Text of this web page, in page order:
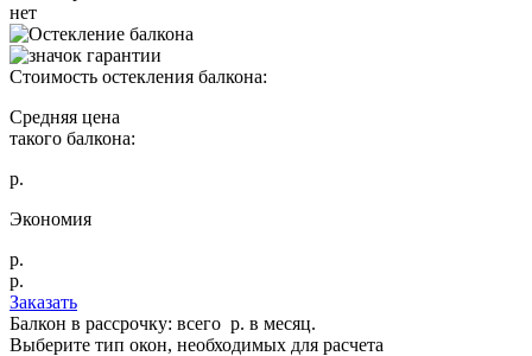
нет
Стоимость остекления балкона:
Средняя цена
такого балкона:
р.
Экономия
р.
р.
Заказать
Балкон в рассрочку: всего р. в месяц.
Выберите тип окон, необходимых для расчета